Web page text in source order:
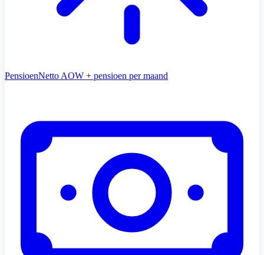
PensioenNetto AOW + pensioen per maand